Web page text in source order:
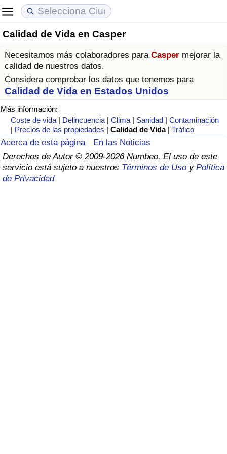
Calidad de Vida en Casper
Necesitamos más colaboradores para Casper mejorar la
calidad de nuestros datos.
Considera comprobar los datos que tenemos para
Calidad de Vida en Estados Unidos
Más información:
Coste de vida | Delincuencia |Clima | Sanidad |Contaminación
| Precios de las propiedades |Calidad de Vida |Tráfico
Acerca de esta página
En las Noticias
Derechos de Autor © 2009-2026 Numbeo. El uso de este
servicio está sujeto a nuestros Términos de Uso y Política
de Privacidad
Coste de vida
Índice de Costo de Vida (Actual)
Índice de Costo de Vida
Índice de costo de vida por país
en aqaba
Precios de las propiedades
Índice de Precios de Inmuebles (Actual)
Índice de Precios de Inmuebles
Índice de Precios de Inmuebles por País
Calidad de Vida
Índice de Calidad de Vida
Índice de Calidad de Vida (Actual)
Índice de calidad de vida por país
Delincuencia
Calificación del Índice de Criminalidad
(Actual)